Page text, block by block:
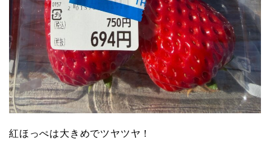
紅ほっぺは大きめでツヤツヤ！